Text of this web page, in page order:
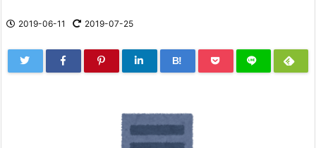
2019-06-11 2019-07-25
B!